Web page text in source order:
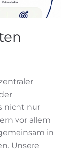
nicht nur
vor allem
in
Unsere